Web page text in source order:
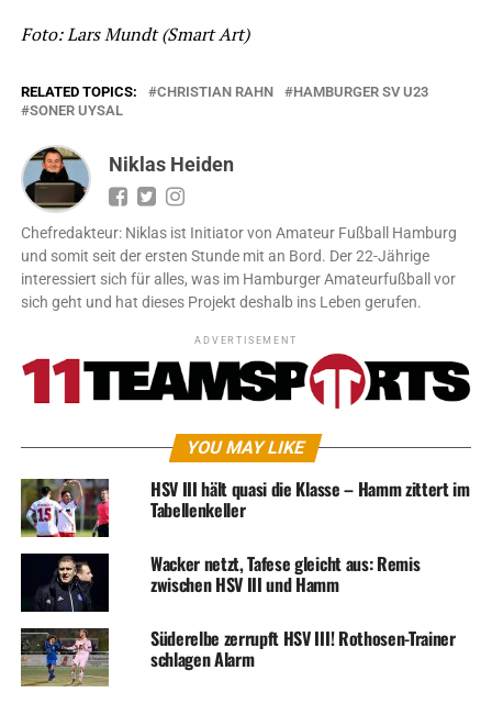
Foto: Lars Mundt (Smart Art)
RELATED TOPICS: CHRISTIAN RAHN
HAMBURGER SV U23
SONER UYSAL
Niklas Heiden
Chefredakteur: Niklas ist Initiator von Amateur Fußball Hamburg
und somit seit der ersten Stunde mit an Bord. Der 22-Jährige
interessiert sich für alles, was im Hamburger Amateurfußball vor
sich geht und hat dieses Projekt deshalb ins Leben gerufen.
ADVERTISEMENT
YOU MAY LIKE
HSV III hält quasi die Klasse – Hamm zittert im
Tabellenkeller
Wacker netzt, Tafese gleicht aus: Remis
zwischen HSV III und Hamm
Süderelbe zerrupft HSV III! Rothosen-Trainer
schlagen Alarm